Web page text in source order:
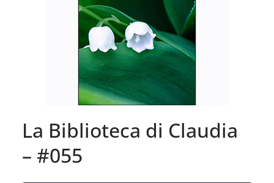
La Biblioteca di Claudia
– #055